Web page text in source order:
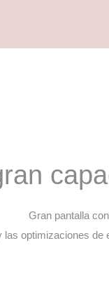
Gran pantalla
las optimizaciones